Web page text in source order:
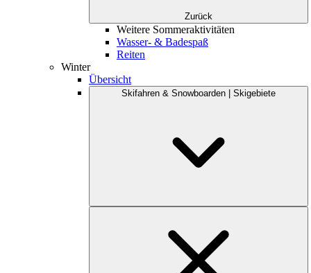
Zurück
Weitere Sommeraktivitäten
Wasser- & Badespaß
Reiten
Winter
Übersicht
Skifahren & Snowboarden | Skigebiete